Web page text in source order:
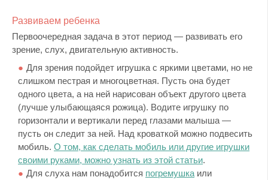
Развиваем ребенка
Первоочередная задача в этот период — развивать его
зрение, слух, двигательную активность.
Для зрения подойдет игрушка с яркими цветами, но не
слишком пестрая и многоцветная. Пусть она будет
одного цвета, а на ней нарисован объект другого цвета
(лучше улыбающаяся рожица). Водите игрушку по
горизонтали и вертикали перед глазами малыша —
пусть он следит за ней. Над кроваткой можно подвесить
мобиль. О том, как сделать мобиль или другие игрушки
своими руками, можно узнать из этой статьи.
Для слуха нам понадобится погремушка или